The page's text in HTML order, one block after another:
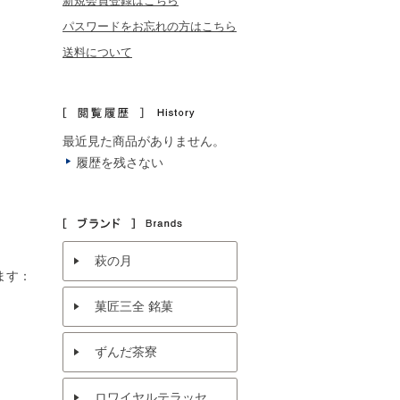
す ：
パスワードをお忘れの方はこちら
送料について
最近見た商品がありません。
履歴を残さない
萩の月
菓匠三全 銘菓
ずんだ茶寮